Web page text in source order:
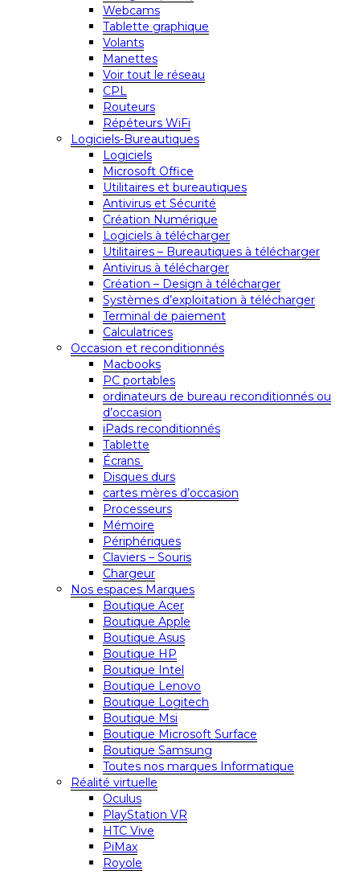
Webcams
Tablette graphique
Volants
Manettes
Voir tout le réseau
CPL
Routeurs
Répéteurs WiFi
Logiciels-Bureautiques
Logiciels
Microsoft Office
Utilitaires et bureautiques
Antivirus et Sécurité
Création Numérique
Logiciels à télécharger
Utilitaires – Bureautiques à télécharger
Antivirus à télécharger
Création – Design à télécharger
Systèmes d’exploitation à télécharger
Terminal de paiement
Calculatrices
Occasion et reconditionnés
Macbooks
PC portables
ordinateurs de bureau reconditionnés ou
d’occasion
iPads reconditionnés
Tablette
Écrans
Disques durs
cartes mères d’occasion
Processeurs
Mémoire
Périphériques
Claviers – Souris
Chargeur
Nos espaces Marques
Boutique Acer
Boutique Apple
Boutique Asus
Boutique HP
Boutique Intel
Boutique Lenovo
Boutique Logitech
Boutique Msi
Boutique Microsoft Surface
Boutique Samsung
Toutes nos marques Informatique
Réalité virtuelle
Oculus
PlayStation VR
HTC Vive
PiMax
Royole